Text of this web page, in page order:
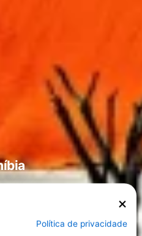
Política de privacidade